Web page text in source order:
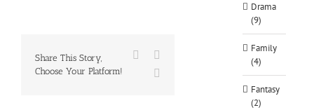
Share This Story,
Choose Your Platform!
Facebook
Drama
(9)
Family
(4)
Fantasy
(2)